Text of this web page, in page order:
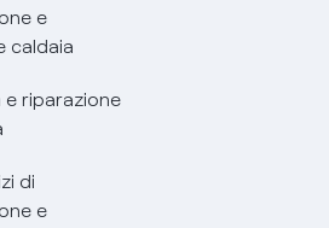
e
caldaia
e riparazione
di
e